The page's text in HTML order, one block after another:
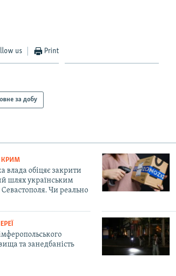
us Print
за добу
КРИМ
влада обіцяє закрити
шлях українським
Чи реально
та занедбаність